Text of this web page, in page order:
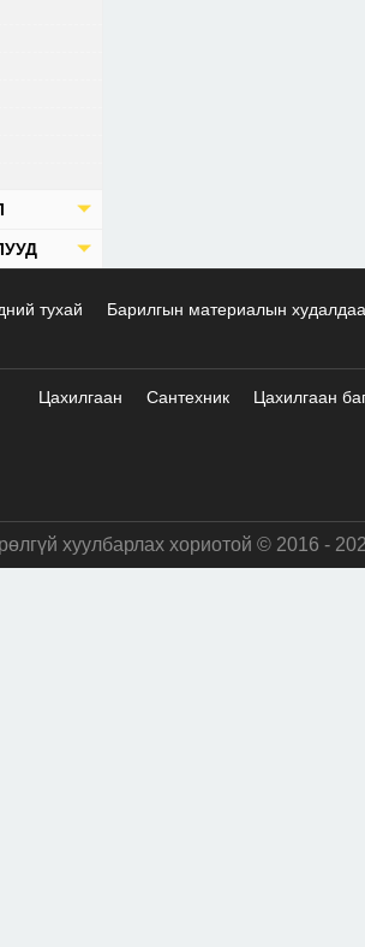
тухай Барилгын материалын
Цахилгаан Сантехник Цахилгаан
хуулбарлах хориотой © 2016 -